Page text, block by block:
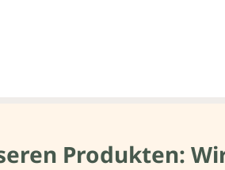
Produkten: